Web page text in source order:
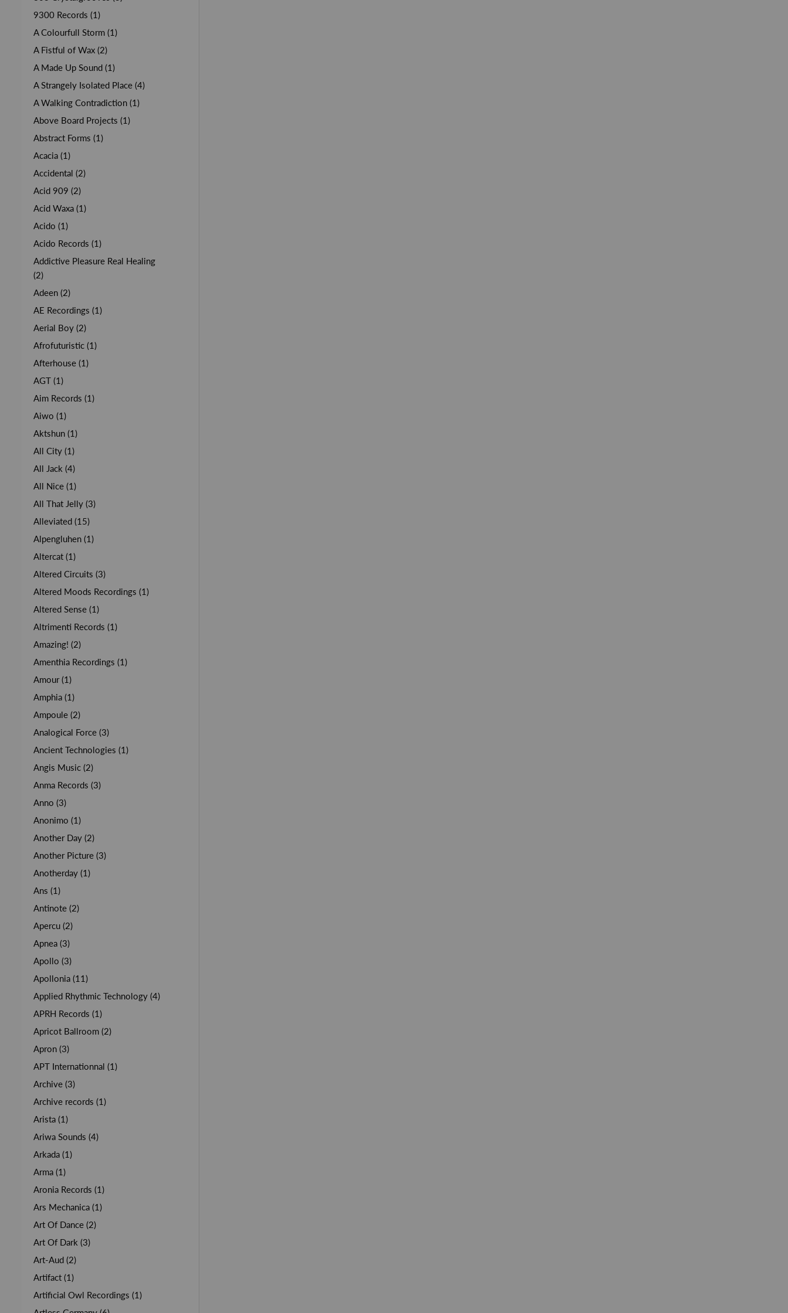
9300 Records (1)
A Colourfull Storm (1)
A Fistful of Wax (2)
A Made Up Sound (1)
A Strangely Isolated Place (4)
A Walking Contradiction (1)
Above Board Projects (1)
Abstract Forms (1)
Acacia (1)
Accidental (2)
Acid 909 (2)
Acid Waxa (1)
Acido (1)
Acido Records (1)
Addictive Pleasure Real Healing
(2)
Adeen (2)
AE Recordings (1)
Aerial Boy (2)
Afrofuturistic (1)
Afterhouse (1)
AGT (1)
Aim Records (1)
Aiwo (1)
Aktshun (1)
All City (1)
All Jack (4)
All Nice (1)
All That Jelly (3)
Alleviated (15)
Alpengluhen (1)
Altercat (1)
Altered Circuits (3)
Altered Moods Recordings (1)
Altered Sense (1)
Altrimenti Records (1)
Amazing! (2)
Amenthia Recordings (1)
Amour (1)
Amphia (1)
Ampoule (2)
Analogical Force (3)
Ancient Technologies (1)
Angis Music (2)
Anma Records (3)
Anno (3)
Anonimo (1)
Another Day (2)
Another Picture (3)
Anotherday (1)
Ans (1)
Antinote (2)
Apercu (2)
Apnea (3)
Apollo (3)
Apollonia (11)
Applied Rhythmic Technology (4)
APRH Records (1)
Apricot Ballroom (2)
Apron (3)
APT Internationnal (1)
Archive (3)
Archive records (1)
Arista (1)
Ariwa Sounds (4)
Arkada (1)
Arma (1)
Aronia Records (1)
Ars Mechanica (1)
Art Of Dance (2)
Art Of Dark (3)
Art-Aud (2)
Artifact (1)
Artificial Owl Recordings (1)